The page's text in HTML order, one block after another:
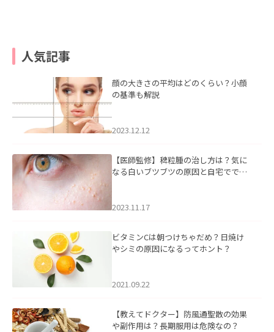
人気記事
顔の大きさの平均はどのくらい？小顔
の基準も解説
2023.12.12
【医師監修】稗粒腫の治し方は？気に
なる白いブツブツの原因と自宅ででき
2023.11.17
ビタミンCは朝つけちゃだめ？日焼け
やシミの原因になるってホント？
2021.09.22
【教えてドクター】防風通聖散の効果
や副作用は？長期服用は危険なの？